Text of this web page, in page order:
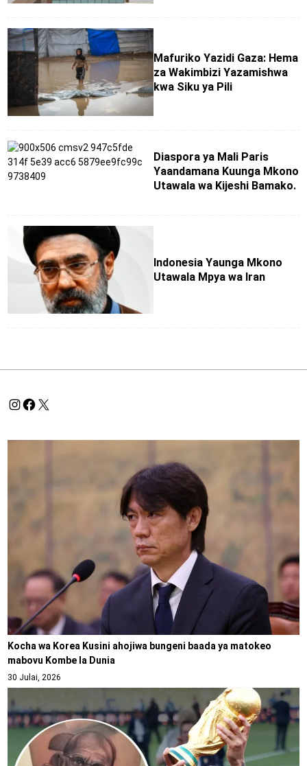
Mafuriko Yazidi Gaza: Hema
za Wakimbizi Yazamishwa
kwa Siku ya Pili
Diaspora ya Mali Paris
Yaandamana Kuunga Mkono
Utawala wa Kijeshi Bamako.
Indonesia Yaunga Mkono
Utawala Mpya wa Iran
Kocha wa Korea Kusini ahojiwa bungeni baada ya matokeo
mabovu Kombe la Dunia
30 Julai, 2026